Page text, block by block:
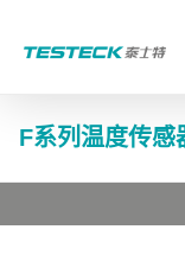
F系列温度传感